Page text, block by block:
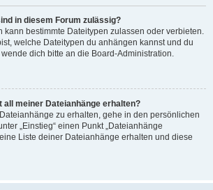
in diesem Forum zulässig?
kann bestimmte Dateitypen zulassen oder verbieten.
welche Dateitypen du anhängen kannst und du
dich bitte an die Board-Administration.
all meiner Dateianhänge erhalten?
zu erhalten, gehe in den persönlichen
„Einstieg“ einen Punkt „Dateianhänge
Liste deiner Dateianhänge erhalten und diese